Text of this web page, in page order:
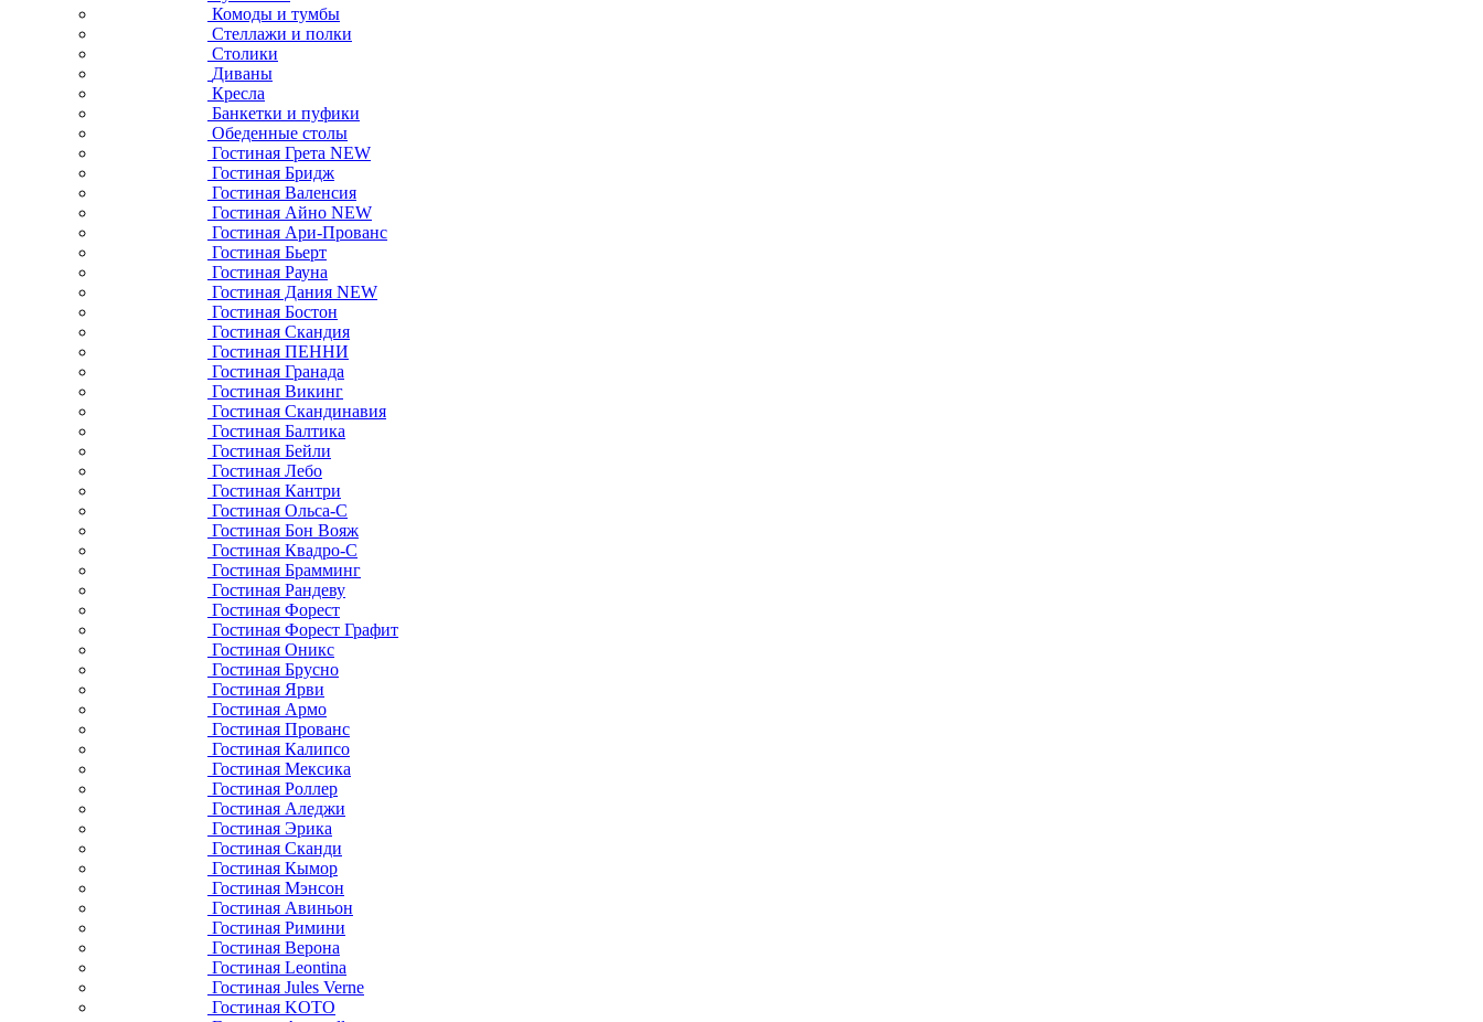
Комоды и тумбы
Стеллажи и полки
Столики
Диваны
Кресла
Банкетки и пуфики
Обеденные столы
Гостиная Грета NEW
Гостиная Бридж
Гостиная Валенсия
Гостиная Айно NEW
Гостиная Ари-Прованс
Гостиная Бьерт
Гостиная Рауна
Гостиная Дания NEW
Гостиная Бостон
Гостиная Скандия
Гостиная ПЕННИ
Гостиная Гранада
Гостиная Викинг
Гостиная Скандинавия
Гостиная Балтика
Гостиная Бейли
Гостиная Лебо
Гостиная Кантри
Гостиная Ольса-С
Гостиная Бон Вояж
Гостиная Квадро-С
Гостиная Брамминг
Гостиная Рандеву
Гостиная Форест
Гостиная Форест Графит
Гостиная Оникс
Гостиная Брусно
Гостиная Ярви
Гостиная Армо
Гостиная Прованс
Гостиная Калипсо
Гостиная Мексика
Гостиная Роллер
Гостиная Аледжи
Гостиная Эрика
Гостиная Сканди
Гостиная Кымор
Гостиная Мэнсон
Гостиная Авиньон
Гостиная Римини
Гостиная Верона
Гостиная Leontina
Гостиная Jules Verne
Гостиная KOTO